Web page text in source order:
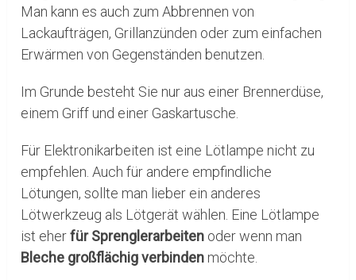
Man kann es auch zum Abbrennen von
Lackaufträgen, Grillanzünden oder zum einfachen
Erwärmen von Gegenständen benutzen.
Im Grunde besteht Sie nur aus einer Brennerdüse,
einem Griff und einer Gaskartusche.
Für Elektronikarbeiten ist eine Lötlampe nicht zu
empfehlen. Auch für andere empfindliche
Lötungen, sollte man lieber ein anderes
Lötwerkzeug als Lötgerät wählen. Eine Lötlampe
ist eherfür Sprenglerarbeiten oder wenn man
Bleche großflächig verbinden möchte.